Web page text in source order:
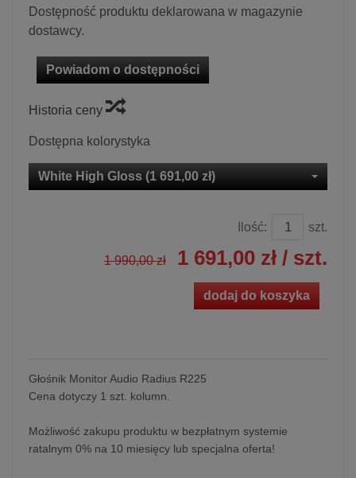
Dostępność produktu deklarowana w magazynie
dostawcy.
Powiadom o dostępności
Historia ceny
Dostępna kolorystyka
White High Gloss (1 691,00 zł)
Ilość: szt.
1 990,00 zł 1 691,00 zł / szt.
dodaj do koszyka
Głośnik Monitor Audio Radius R225
Cena dotyczy 1 szt. kolumn.
Możliwość zakupu produktu w bezpłatnym systemie
ratalnym 0% na 10 miesięcy lub specjalna oferta!